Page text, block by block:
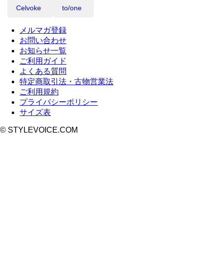
Celvoke to/one
メルマガ登録
お問い合わせ
お知らせ一覧
ご利用ガイド
よくある質問
特定商取引法・古物営業法
ご利用規約
プライバシーポリシー
サイズ表
© STYLEVOICE.COM